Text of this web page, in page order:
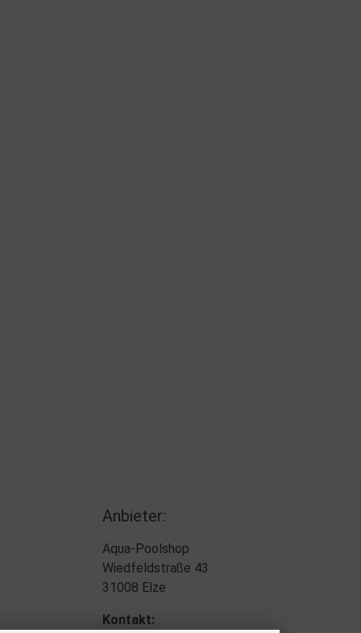
Anbieter:
Aqua-Poolshop
Wiedfeldstraße 43
31008 Elze
Kontakt: